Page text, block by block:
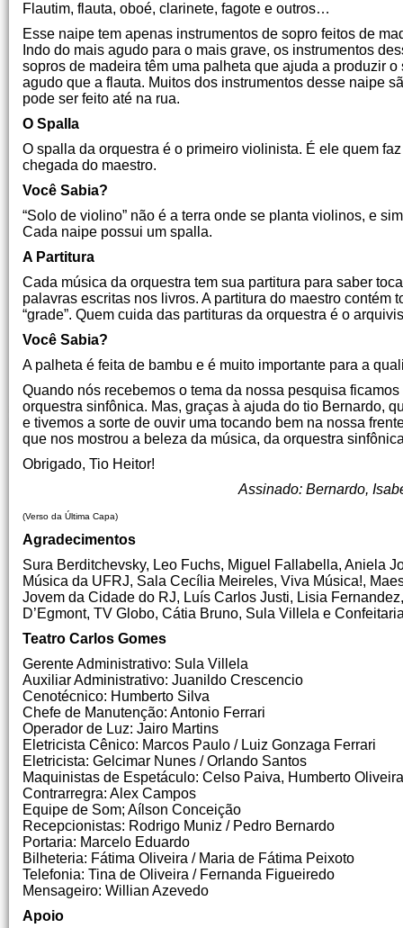
Flautim, flauta, oboé, clarinete, fagote e outros…
Esse naipe tem apenas instrumentos de sopro feitos de
Indo do mais agudo para o mais grave, os instrumentos
sopros de madeira têm uma palheta que ajuda a produzir
agudo que a flauta. Muitos dos instrumentos desse naipe
pode ser feito até na rua.
O Spalla
O spalla da orquestra é o primeiro violinista. É ele quem
chegada do maestro.
Você Sabia?
“Solo de violino” não é a terra onde se planta violinos, e
Cada naipe possui um spalla.
A Partitura
Cada música da orquestra tem sua partitura para saber
palavras escritas nos livros. A partitura do maestro
“grade”. Quem cuida das partituras da orquestra é o
Você Sabia?
A palheta é feita de bambu e é muito importante para a
Quando nós recebemos o tema da nossa pesquisa
orquestra sinfônica. Mas, graças à ajuda do tio Bernardo,
e tivemos a sorte de ouvir uma tocando bem na nossa
que nos mostrou a beleza da música, da orquestra
Obrigado, Tio Heitor!
Assinado: Bernardo,
(Verso da Última Capa)
Agradecimentos
Sura Berditchevsky, Leo Fuchs, Miguel Fallabella, Aniela
Música da UFRJ, Sala Cecília Meireles, Viva Música!,
Jovem da Cidade do RJ, Luís Carlos Justi, Lisia
D’Egmont, TV Globo, Cátia Bruno, Sula Villela e
Teatro Carlos Gomes
Gerente Administrativo: Sula Villela
Auxiliar Administrativo: Juanildo Crescencio
Cenotécnico: Humberto Silva
Chefe de Manutenção: Antonio Ferrari
Operador de Luz: Jairo Martins
Eletricista Cênico: Marcos Paulo / Luiz Gonzaga Ferrari
Eletricista: Gelcimar Nunes / Orlando Santos
Maquinistas de Espetáculo: Celso Paiva, Humberto
Contrarregra: Alex Campos
Equipe de Som; Aílson Conceição
Recepcionistas: Rodrigo Muniz / Pedro Bernardo
Portaria: Marcelo Eduardo
Bilheteria: Fátima Oliveira / Maria de Fátima Peixoto
Telefonia: Tina de Oliveira / Fernanda Figueiredo
Mensageiro: Willian Azevedo
Apoio